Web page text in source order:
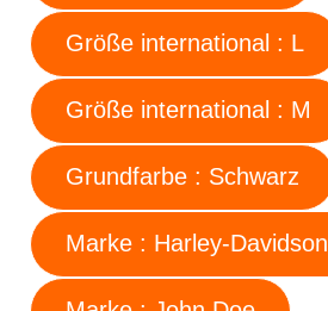
Größe international : L
Größe international : M
Grundfarbe : Schwarz
Marke : Harley-Davidson